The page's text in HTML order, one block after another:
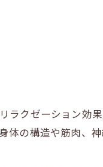
ラクゼーション効
体の構造や筋肉、